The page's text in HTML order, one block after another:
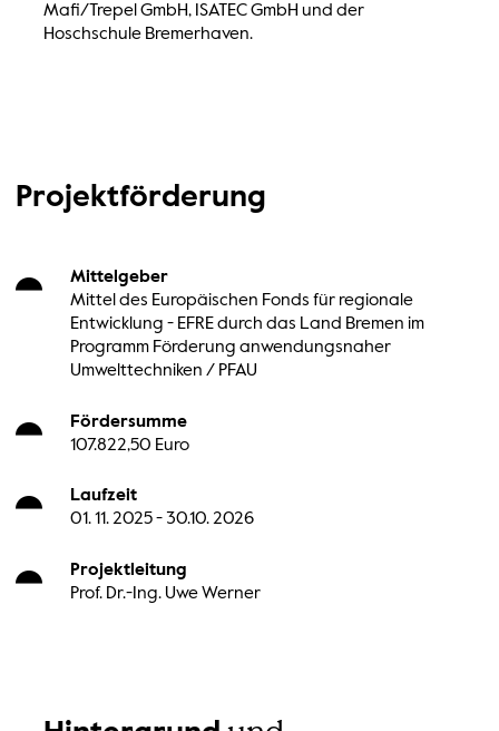
Mafi/Trepel GmbH, ISATEC GmbH und der
Hoschschule Bremerhaven.
Projektförderung
Mittelgeber
Mittel des Europäischen Fonds für regionale
Entwicklung - EFRE durch das Land Bremen im
Programm Förderung anwendungsnaher
Umwelttechniken / PFAU
Fördersumme
107.822,50 Euro
Laufzeit
01. 11. 2025 - 30.10. 2026
Projektleitung
Prof. Dr.-Ing. Uwe Werner